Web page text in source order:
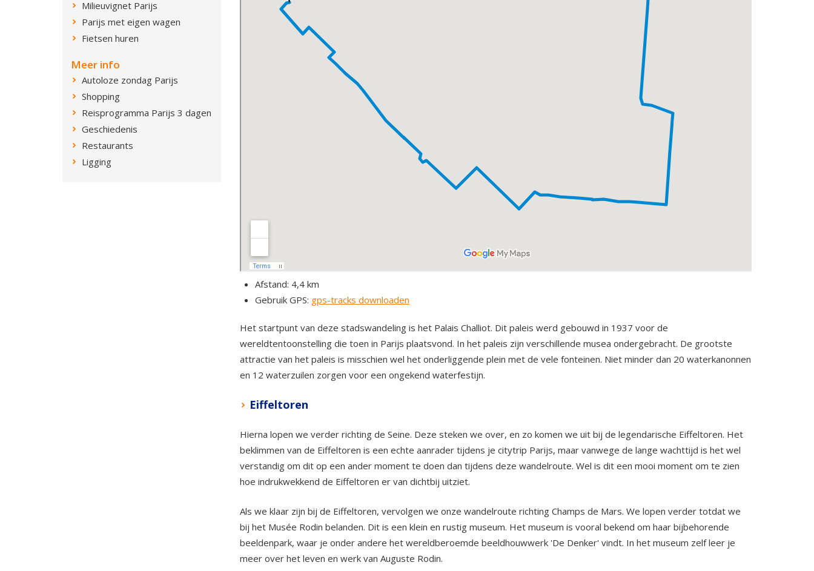
Milieuvignet Parijs
Parijs met eigen wagen
Fietsen huren
Meer info
Autoloze zondag Parijs
Shopping
Reisprogramma Parijs 3 dagen
Geschiedenis
Restaurants
Ligging
Afstand: 4,4 km
Gebruik GPS: gps-tracks downloaden
Het startpunt van deze stadswandeling is het Palais Challiot. Dit paleis werd gebouwd in 1937 voor de
wereldtentoonstelling die toen in Parijs plaatsvond. In het paleis zijn verschillende musea ondergebracht. De grootste
attractie van het paleis is misschien wel het onderliggende plein met de vele fonteinen. Niet minder dan 20 waterkanonnen
en 12 waterzuilen zorgen voor een ongekend waterfestijn.
Eiffeltoren
Hierna lopen we verder richting de Seine. Deze steken we over, en zo komen we uit bij de legendarische Eiffeltoren. Het
beklimmen van de Eiffeltoren is een echte aanrader tijdens je citytrip Parijs, maar vanwege de lange wachttijd is het wel
verstandig om dit op een ander moment te doen dan tijdens deze wandelroute. Wel is dit een mooi moment om te zien
hoe indrukwekkend de Eiffeltoren er van dichtbij uitziet.
Als we klaar zijn bij de Eiffeltoren, vervolgen we onze wandelroute richting Champs de Mars. We lopen verder totdat we
bij het Musée Rodin belanden. Dit is een klein en rustig museum. Het museum is vooral bekend om haar bijbehorende
beeldenpark, waar je onder andere het wereldberoemde beeldhouwwerk 'De Denker' vindt. In het museum zelf leer je
meer over het leven en werk van Auguste Rodin.